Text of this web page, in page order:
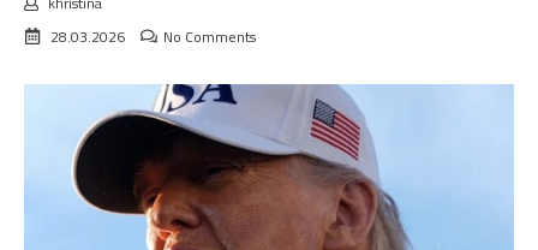
28.03.2026
No Comments